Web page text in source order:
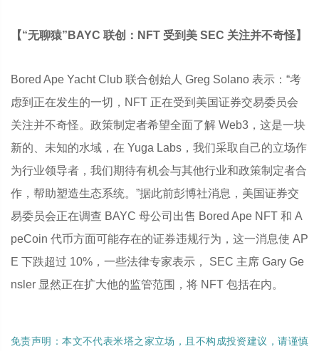
【“无聊猿”BAYC 联创：NFT 受到美 SEC 关注并不奇怪】
Bored Ape Yacht Club 联合创始人 Greg Solano 表示：“考
虑到正在发生的一切，NFT 正在受到美国证券交易委员会
关注并不奇怪。政策制定者希望全面了解 Web3，这是一块
新的、未知的水域，在 Yuga Labs，我们采取自己的立场作
为行业领导者，我们期待有机会与其他行业和政策制定者合
作，帮助塑造生态系统。”据此前彭博社消息，美国证券交
易委员会正在调查 BAYC 母公司出售 Bored Ape NFT 和 A
peCoin 代币方面可能存在的证券违规行为，这一消息使 AP
E 下跌超过 10%，一些法律专家表示， SEC 主席 Gary Ge
nsler 显然正在扩大他的监管范围，将 NFT 包括在内。
免责声明：本文不代表米塔之家立场，且不构成投资建议，请谨慎